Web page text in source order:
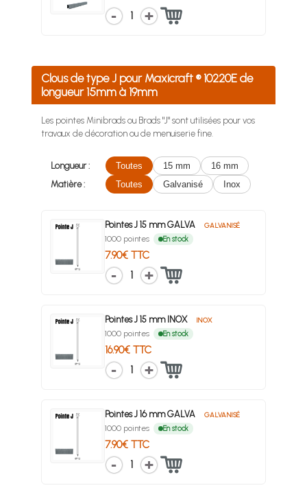
1
Clous de type J pour Maxicraft ® 10220E de
longueur 15mm à 19mm
Les pointes Minibrads ou Brads "J" sont utilisées pour vos
travaux de décoration ou de menuiserie fine.
Longueur : Toutes 15 mm
16 mm
Matière :
Toutes Galvanisé Inox
Pointes J 15 mm GALVA GALVANISÉ
1000 pointes En stock
7.90€ TTC
1
Pointes J 15 mm INOX INOX
1000 pointes En stock
16.90€ TTC
1
Pointes J 16 mm GALVA GALVANISÉ
1000 pointes En stock
7.90€ TTC
1